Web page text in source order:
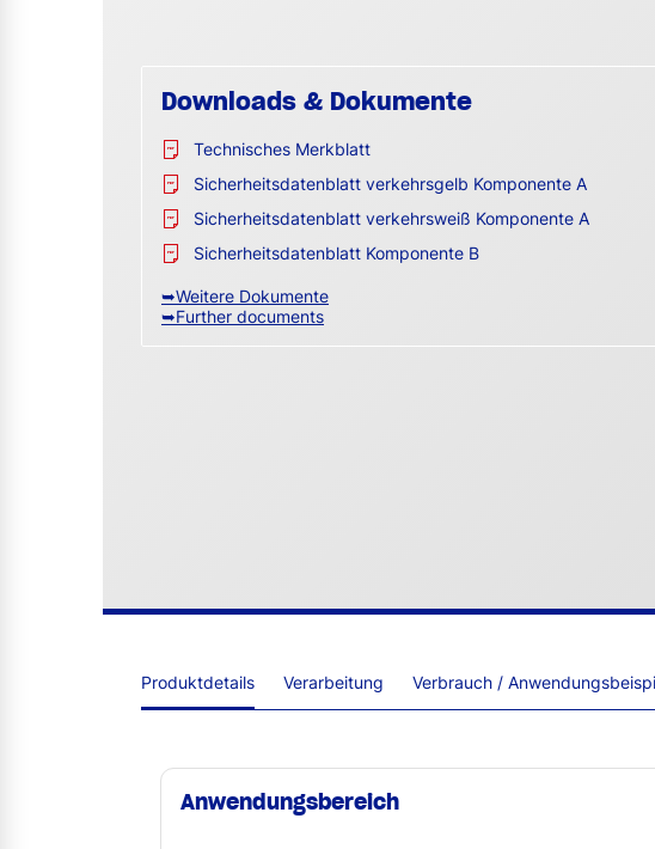
Downloads & Dokumente
Technisches Merkblatt
Sicherheitsdatenblatt verkehrsgelb Komponente A
Sicherheitsdatenblatt verkehrsweiß Komponente A
Sicherheitsdatenblatt Komponente B
➥Weitere Dokumente
➥Further documents
Produktdetails Verarbeitung Verbrauch /
Anwendungsbereich